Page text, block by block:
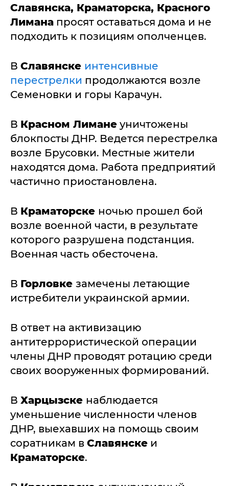
Славянска, Краматорска, Красного
Лимана просят оставаться дома и не
подходить к позициям ополченцев.
В Славянске интенсивные
перестрелки продолжаются возле
Семеновки и горы Карачун.
В Красном Лимане уничтожены
блокпосты ДНР. Ведется перестрелка
возле Брусовки. Местные жители
находятся дома. Работа предприятий
частично приостановлена.
В Краматорске ночью прошел бой
возле военной части, в результате
которого разрушена подстанция.
Военная часть обесточена.
В Горловке замечены летающие
истребители украинской армии.
В ответ на активизацию
антитеррористической операции
члены ДНР проводят ротацию среди
своих вооруженных формирований.
В Харцызске наблюдается
уменьшение численности членов
ДНР, выехавших на помощь своим
соратникам в Славянске и
Краматорске.